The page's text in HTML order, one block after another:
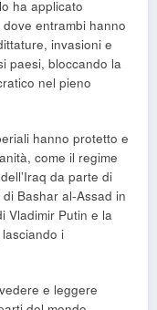
ha applicato
entrambi hanno
invasioni e
paesi, bloccando la
nel pieno
hanno protetto e
come il regime
da parte di
Bashar al-Assad in
Vladimir Putin e la
i
e leggere